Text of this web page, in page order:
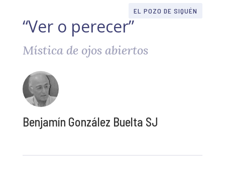
EL POZO DE SIQUÉN
“Ver o perecer”
Mística de ojos abiertos
Benjamín González Buelta SJ